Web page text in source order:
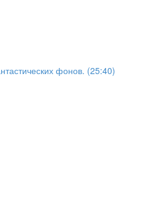
фонов. (25:40)